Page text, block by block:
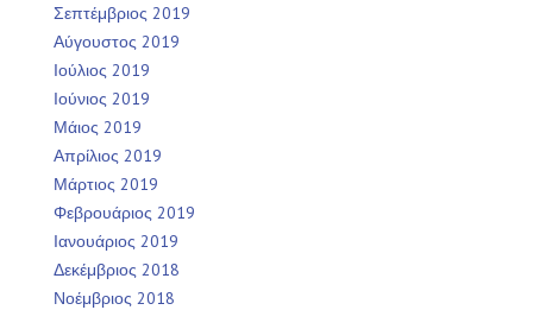
Σεπτέμβριος 2019
Αύγουστος 2019
Ιούλιος 2019
Ιούνιος 2019
Μάιος 2019
Απρίλιος 2019
Μάρτιος 2019
Φεβρουάριος 2019
Ιανουάριος 2019
Δεκέμβριος 2018
Νοέμβριος 2018